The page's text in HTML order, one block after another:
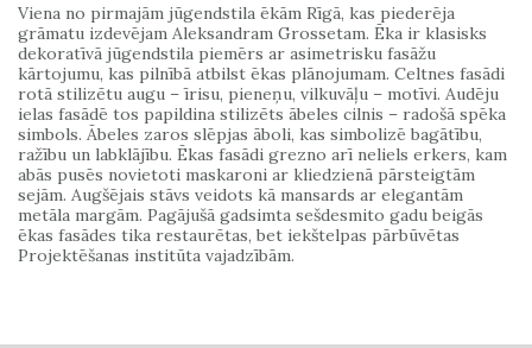
Viena no pirmajām jūgendstila ēkām Rīgā, kas piederēja
grāmatu izdevējam Aleksandram Grossetam. Ēka ir klasisks
dekoratīvā jūgendstila piemērs ar asimetrisku fasāžu
kārtojumu, kas pilnībā atbilst ēkas plānojumam. Celtnes fasādi
rotā stilizētu augu – īrisu, pieneņu, vilkuvāļu – motīvi. Audēju
ielas fasādē tos papildina stilizēts ābeles cilnis – radošā spēka
simbols. Ābeles zaros slēpjas āboli, kas simbolizē bagātību,
ražību un labklājību. Ēkas fasādi grezno arī neliels erkers, kam
abās pusēs novietoti maskaroni ar kliedzienā pārsteigtām
sejām. Augšējais stāvs veidots kā mansards ar elegantām
metāla margām. Pagājušā gadsimta sešdesmito gadu beigās
ēkas fasādes tika restaurētas, bet iekštelpas pārbūvētas
Projektēšanas institūta vajadzībām.